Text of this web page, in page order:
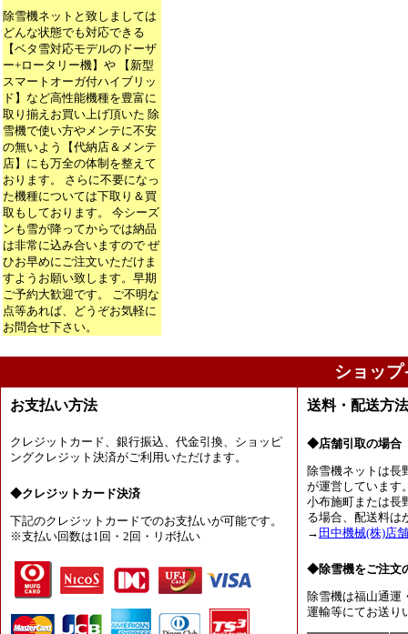
除雪機ネットと致しましては
どんな状態でも対応できる
【ベタ雪対応モデルのドーザ
ー+ロータリー機】や 【新型
スマートオーガ付ハイブリッ
ド】など高性能機種を豊富に
取り揃えお買い上げ頂いた 除
雪機で使い方やメンテに不安
の無いよう【代納店＆メンテ
店】にも万全の体制を整えて
おります。 さらに不要になっ
た機種については下取り＆買
取もしております。 今シーズ
ンも雪が降ってからでは納品
は非常に込み合いますので ぜ
ひお早めにご注文いただけま
すようお願い致します。早期
ご予約大歓迎です。 ご不明な
点等あれば、どうぞお気軽に
お問合せ下さい。
ショッ
お支払い方法
クレジットカード、銀行振込、代金引換、ショッピ
ングクレジット決済がご利用いただけます。
◆クレジットカード決済
下記のクレジットカードでのお支払いが可能です。
※支払い回数は1回・2回・リボ払い
送料・配送方
◆店舗引取の場合
除雪機ネットは長
が運営しています
小布施町または長
る場合、配送料は
→ 田中機械(株)店
◆除雪機をご注文
除雪機は福山通運
運輸等にてお送り